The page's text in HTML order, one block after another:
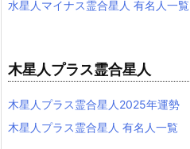
水星人マイナス霊合星人 有名人一覧
木星人プラス霊合星人
木星人プラス霊合星人2025年運勢
木星人プラス霊合星人 有名人一覧